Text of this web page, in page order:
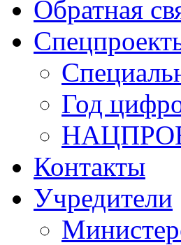
Обратная
Год
Контакты
Учредители